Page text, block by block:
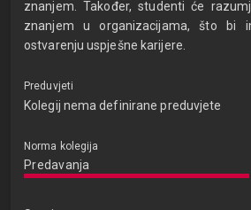
znanjem. Također, studenti će
znanjem u organizacijama, što bi
ostvarenju uspješne karijere.
Preduvjeti
Kolegij nema definirane preduvjete
Norma kolegija
Predavanja